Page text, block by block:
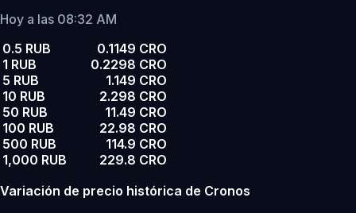
Hoy a las 08:32 AM
0.5 RUB
0.1149 CRO
1 RUB
0.2298 CRO
5 RUB
1.149 CRO
10 RUB
2.298 CRO
50 RUB
11.49 CRO
100 RUB
22.98 CRO
500 RUB
114.9 CRO
1,000 RUB
229.8 CRO
Variación de precio histórica de Cronos